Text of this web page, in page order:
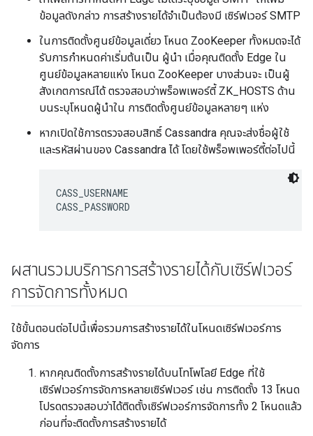
ข้อมูลดังกล่าว การสร้างรายได้จำเป็นต้องมี เซิร์ฟเวอร์ SMTP
ในการติดตั้งศูนย์ข้อมูลเดี่ยว โหนด ZooKeeper ทั้งหมดจะได้
รับการกำหนดค่าเริ่มต้นเป็น ผู้นำ เมื่อคุณติดตั้ง Edge ใน
ศูนย์ข้อมูลหลายแห่ง โหนด ZooKeeper บางส่วนจะ เป็นผู้
สังเกตการณ์ได้ ตรวจสอบว่าพร็อพเพอร์ตี้ ZK_HOSTS ด้าน
บนระบุโหนดผู้นำใน การติดตั้งศูนย์ข้อมูลหลายๆ แห่ง
หากเปิดใช้การตรวจสอบสิทธิ์ Cassandra คุณจะส่งชื่อผู้ใช้
และรหัสผ่านของ Cassandra ได้ โดยใช้พร็อพเพอร์ตี้ต่อไปนี้
CASS_USERNAME
CASS_PASSWORD
ผสานรวมบริการการสร้างรายได้กับเซิร์ฟเวอร์
การจัดการทั้งหมด
ใช้ขั้นตอนต่อไปนี้เพื่อรวมการสร้างรายได้ในโหนดเซิร์ฟเวอร์การ
จัดการ
หากคุณติดตั้งการสร้างรายได้บนโทโพโลยี Edge ที่ใช้
เซิร์ฟเวอร์การจัดการหลายเซิร์ฟเวอร์ เช่น การติดตั้ง 13 โหนด
โปรดตรวจสอบว่าได้ติดตั้งเซิร์ฟเวอร์การจัดการทั้ง 2 โหนดแล้ว
ก่อนที่จะติดตั้งการสร้างรายได้